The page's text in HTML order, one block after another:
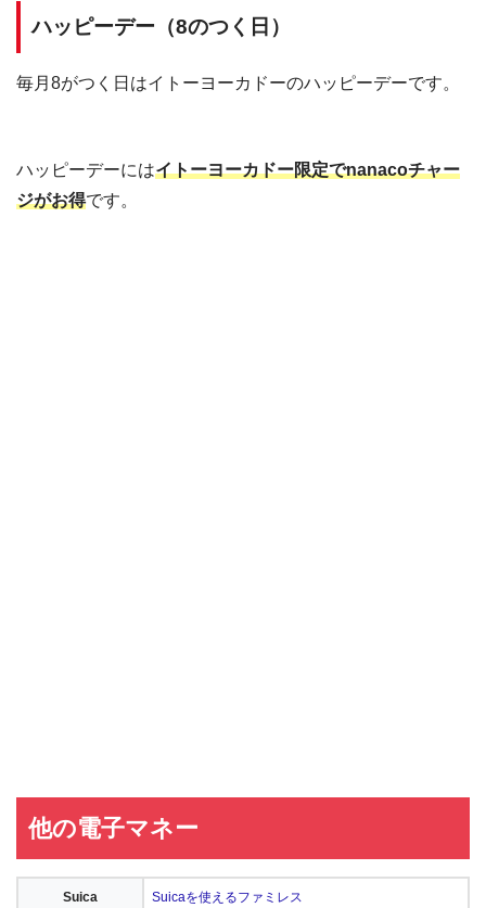
ハッピーデー（8のつく日）
毎月8がつく日はイトーヨーカドーのハッピーデーです。
ハッピーデーにはイトーヨーカドー限定でnanacoチャー
ジがお得です。
他の電子マネー
Suica Suicaを使えるファミレス